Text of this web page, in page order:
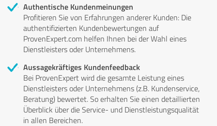
Authentische Kundenmeinungen
Profitieren Sie von Erfahrungen anderer Kunden: Die
authentifizierten Kundenbewertungen auf
ProvenExpert.com helfen Ihnen bei der Wahl eines
Dienstleisters oder Unternehmens.
Aussagekräftiges Kundenfeedback
Bei ProvenExpert wird die gesamte Leistung eines
Dienstleisters oder Unternehmens (z.B. Kundenservice,
Beratung) bewertet. So erhalten Sie einen detaillierten
Überblick über die Service- und Dienstleistungsqualität
in allen Bereichen.